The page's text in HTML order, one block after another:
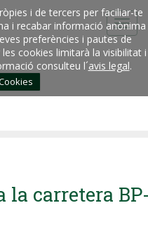
i de tercers per faciliar-te
i recabar informació anònima
preferències i pautes de
cookies limitarà la visibilitat i
consulteu l´avis legal.
la carretera